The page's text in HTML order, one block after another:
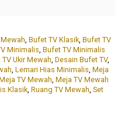
Bufet TV Klasik Bufet TV
Minimalis Bufet TV Minimalis
Ukir Mewah Desain Bufet TV,
Lemari Hias Minimalis Meja
TV Mewah Meja TV Mewah
Klasik Ruang TV Mewah Set